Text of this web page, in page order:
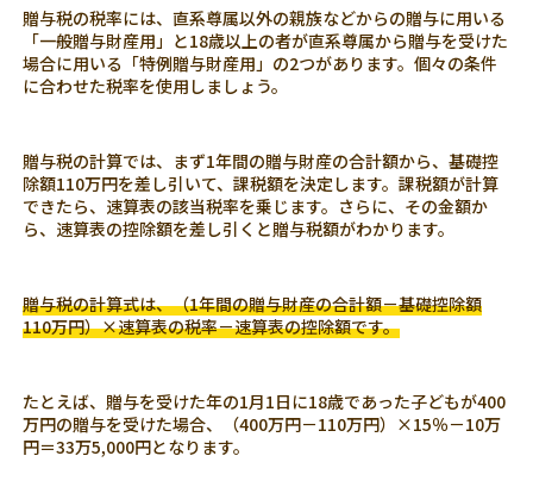
贈与税の税率には、直系尊属以外の親族などからの贈与に用いる
「一般贈与財産用」と18歳以上の者が直系尊属から贈与を受けた
場合に用いる「特例贈与財産用」の2つがあります。個々の条件
に合わせた税率を使用しましょう。
贈与税の計算では、まず1年間の贈与財産の合計額から、基礎控
除額110万円を差し引いて、課税額を決定します。課税額が計算
できたら、速算表の該当税率を乗じます。さらに、その金額か
ら、速算表の控除額を差し引くと贈与税額がわかります。
贈与税の計算式は、（1年間の贈与財産の合計額－基礎控除額
110万円）×速算表の税率－速算表の控除額です。
たとえば、贈与を受けた年の1月1日に18歳であった子どもが400
万円の贈与を受けた場合、（400万円－110万円）×15％－10万
円＝33万5,000円となります。